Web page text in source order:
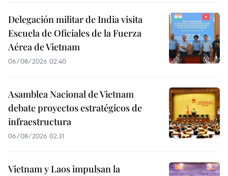
Delegación militar de India visita
Escuela de Oficiales de la Fuerza
Aérea de Vietnam
06/08/2026 02:40
Asamblea Nacional de Vietnam
debate proyectos estratégicos de
infraestructura
06/08/2026 02:31
Vietnam y Laos impulsan la